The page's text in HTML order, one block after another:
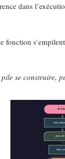
dans
fonction
se construire,